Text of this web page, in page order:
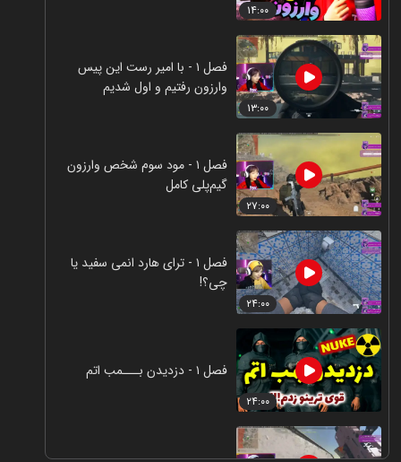
۱۴:۰۰
۱۳:۰۰
فصل ۱ - با امیر رست این پیس
وارزون رفتیم و اول شدیم
۲۷:۰۰
فصل ۱ - مود سوم شخص وارزون
گیم‌پلی کامل
۲۴:۰۰
فصل ۱ - ترای هارد انمی سفید یا
چی؟!
۲۴:۰۰
فصل ۱ - دزدیدن بـــمب اتم